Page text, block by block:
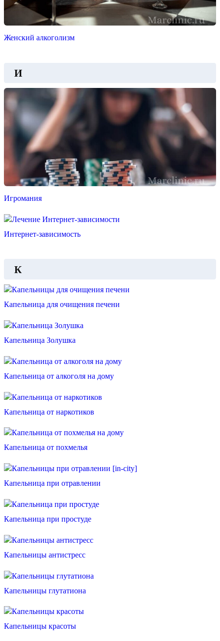
Женский алкоголизм
И
Игромания
Интернет-зависимость
К
Капельница для очищения печени
Капельница Золушка
Капельница от алкоголя на дому
Капельница от наркотиков
Капельница от похмелья
Капельница при отравлении
Капельница при простуде
Капельницы антистресс
Капельницы глутатиона
Капельницы красоты